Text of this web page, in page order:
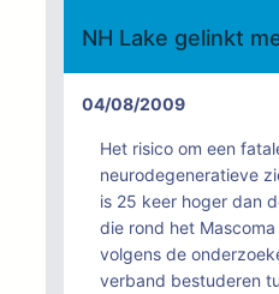
NH Lake gelinkt
04/08/2009
Het risico om een
neurodegeneratieve
is 25 keer hoger dan
die rond het
volgens de
verband bestuderen